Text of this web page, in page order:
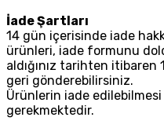
İade Şartları
14 gün içerisinde iade
ürünleri, iade formunu
aldığınız tarihten
geri gönderebilirsiniz.
Ürünlerin iade edilebilmesi
gerekmektedir.